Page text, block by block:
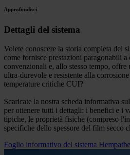
Approfondisci
Dettagli del sistema
Volete conoscere la storia completa del
come fornisce prestazioni paragonabili
convenzionali e, allo stesso tempo, offre
ultra-durevole e resistente alla
temperature critiche CUI?
Scaricate la nostra scheda informativa
per ottenere tutti i dettagli: i benefici e i
tipiche, le proprietà fisiche (compreso
specifiche dello spessore del film secco
Foglio informativo del sistema